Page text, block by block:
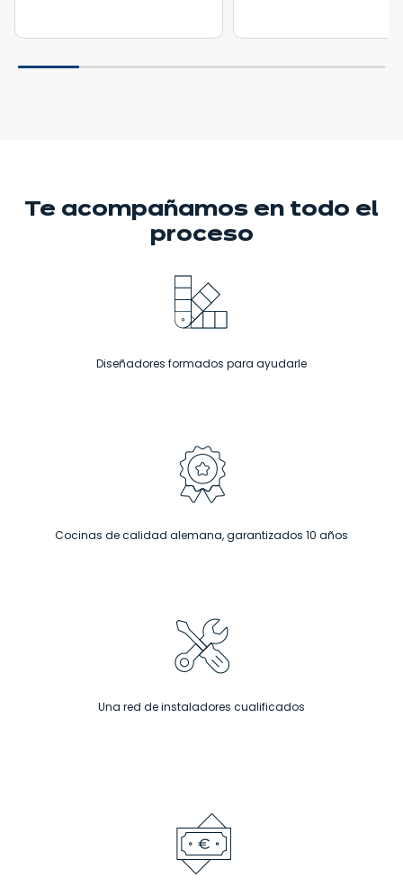
Te acompañamos en todo el
proceso
Diseñadores formados para ayudarle
Cocinas de calidad alemana, garantizados 10 años
Una red de instaladores cualificados